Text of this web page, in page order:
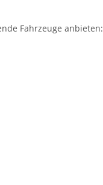
Fahrzeuge anbieten: